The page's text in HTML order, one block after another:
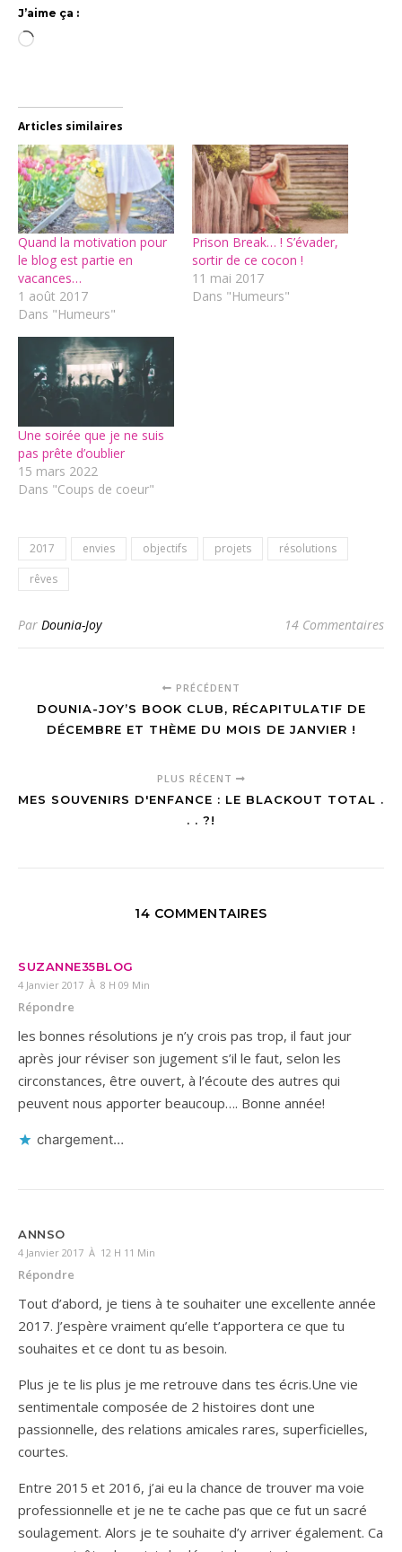
J’aime ça :
Chargement…
Articles similaires
Quand la motivation pour
le blog est partie en
vacances…
1 août 2017
Dans "Humeurs"
Prison Break… ! S’évader,
sortir de ce cocon !
11 mai 2017
Dans "Humeurs"
Une soirée que je ne suis
pas prête d’oublier
15 mars 2022
Dans "Coups de coeur"
2017 envies objectifs projets
résolutions
rêves
Par Dounia-Joy 14 Commentaires
PRÉCÉDENT
DOUNIA-JOY’S BOOK CLUB, RÉCAPITULATIF DE
DÉCEMBRE ET THÈME DU MOIS DE JANVIER !
PLUS RÉCENT
MES SOUVENIRS D'ENFANCE : LE BLACKOUT TOTAL .
. . ?!
14 COMMENTAIRES
SUZANNE35BLOG
4 Janvier 2017 À 8 H 09 Min
Répondre
les bonnes résolutions je n’y crois pas trop, il faut jour
après jour réviser son jugement s’il le faut, selon les
circonstances, être ouvert, à l’écoute des autres qui
peuvent nous apporter beaucoup…. Bonne année!
chargement…
ANNSO
4 Janvier 2017 À 12 H 11 Min
Répondre
Tout d’abord, je tiens à te souhaiter une excellente année
2017. J’espère vraiment qu’elle t’apportera ce que tu
souhaites et ce dont tu as besoin.
Plus je te lis plus je me retrouve dans tes écris.Une vie
sentimentale composée de 2 histoires dont une
passionnelle, des relations amicales rares, superficielles,
courtes.
Entre 2015 et 2016, j’ai eu la chance de trouver ma voie
professionnelle et je ne te cache pas que ce fut un sacré
soulagement. Alors je te souhaite d’y arriver également. Ca